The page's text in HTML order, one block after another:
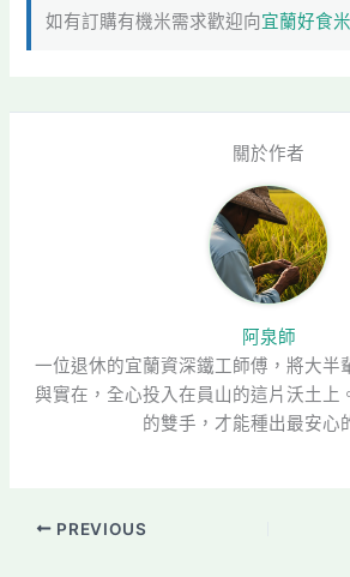
如有訂購有機米需求歡迎向宜蘭好食
關於作者
阿泉師
一位退休的宜蘭資深鐵工師傅，將大半
與實在，全心投入在員山的這片沃土上
的雙手，才能種出最安心
PREVIOUS